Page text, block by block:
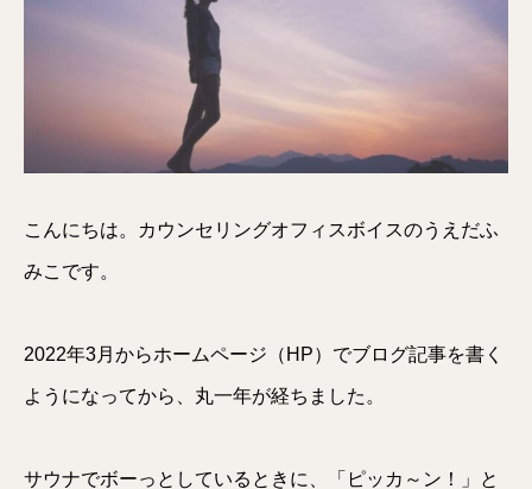
こんにちは。カウンセリングオフィスボイスのうえだふ
みこです。
2022年3月からホームページ（HP）でブログ記事を書く
ようになってから、丸一年が経ちました。
サウナでボーっとしているときに、「ピッカ～ン！」と